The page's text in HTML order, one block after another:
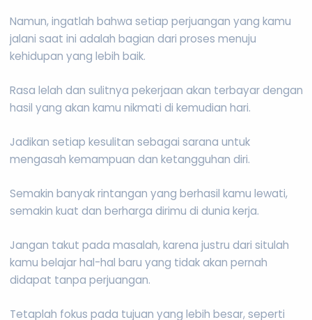
Namun, ingatlah bahwa setiap perjuangan yang kamu
jalani saat ini adalah bagian dari proses menuju
kehidupan yang lebih baik.
Rasa lelah dan sulitnya pekerjaan akan terbayar dengan
hasil yang akan kamu nikmati di kemudian hari.
Jadikan setiap kesulitan sebagai sarana untuk
mengasah kemampuan dan ketangguhan diri.
Semakin banyak rintangan yang berhasil kamu lewati,
semakin kuat dan berharga dirimu di dunia kerja.
Jangan takut pada masalah, karena justru dari situlah
kamu belajar hal-hal baru yang tidak akan pernah
didapat tanpa perjuangan.
Tetaplah fokus pada tujuan yang lebih besar, seperti